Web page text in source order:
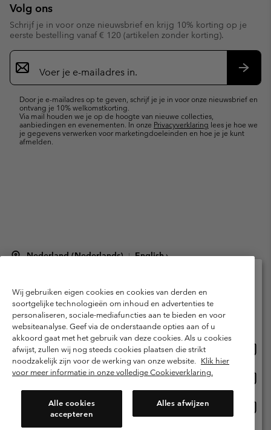
Volg ons
Schrijf je in voor onze nieuwsbrief en krijg 10% korting op je
eerste bestelling vanaf € 120 (artikelen zonder korting).
Aanmelden
voor
e-
Door je e-mailadres op te geven, schrijf je je in voor onze nieuwsbrief en
ontvang je 10% welkomstkorting.
Via mail houden we je op de hoogte van nieuwe collecties,
aanbiedingen en evenementen. In onze Privacyverklaring lees je hoe we
je gegevens verwerken voor marketingdoeleinden en hoe je je kunt
afmelden.
Nederland (Nederlands) | English ›
Gebruiksvoorwaarden
Verkoopvoorwaarden
Garantie
Privacybeleid
Gebruiksvoorwaarden voor lidmaatschap
Voorwaarden voor door gebruikers gegenereerde inhoud
Impressum
Cookies
Public CBCR
Wij gebruiken eigen cookies en cookies van derden en
soortgelijke technologieën om inhoud en advertenties te
personaliseren, sociale-mediafuncties aan te bieden en voor
websiteanalyse. Geef via de onderstaande opties aan of u
akkoord gaat met het gebruik van deze cookies. Als u cookies
afwijst, zullen wij nog steeds cookies plaatsen die strikt
noodzakelijk zijn voor de werking van onze website. Klik hier
voor meer informatie in onze volledige Cookieverklaring.
Alle cookies
accepteren
Alles afwijzen
Selecteer je verzendlocatie en taal
Online shoppen beschikbaar
United States
Netherlands-English
Netherlands-Dutch